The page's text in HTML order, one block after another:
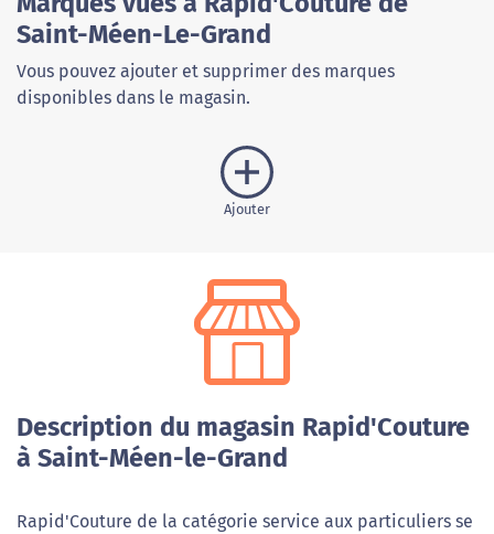
Saint-Méen-Le-Grand
Vous pouvez ajouter et supprimer des marques
disponibles dans le magasin.
Ajouter
Description du magasin Rapid'Couture
à Saint-Méen-le-Grand
Rapid'Couture de la catégorie service aux particuliers se